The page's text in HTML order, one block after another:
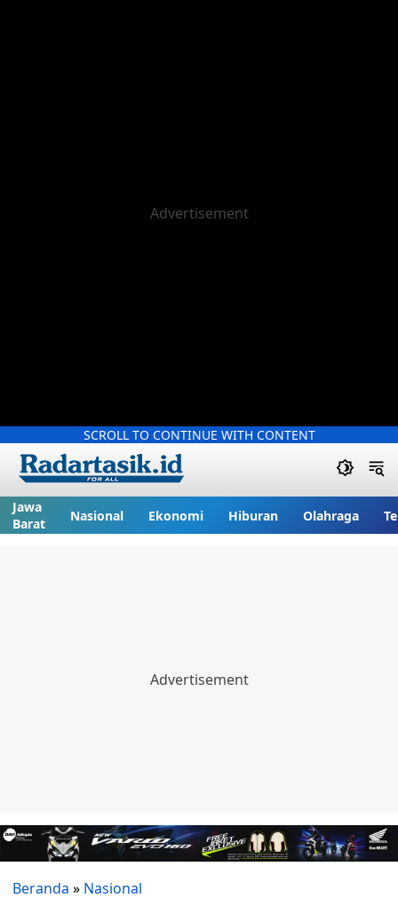
SCROLL TO CONTINUE WITH CONTENT
Jawa
Barat
Nasional Ekonomi Hiburan Olahraga
Beranda » Nasional